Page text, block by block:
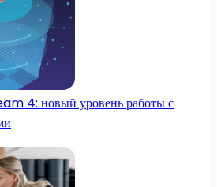
4: новый уровень работы с